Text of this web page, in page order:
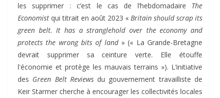
les supprimer : c’est le cas de l’hebdomadaire The
Economist qui titrait en août 2023 « Britain should scrap its
green belt.It has a stranglehold over the economy and
protects the wrong bits of land» (« La Grande-Bretagne
devrait supprimer sa ceinture verte. Elle étouffe
l'économie et protège les mauvais terrains »). L’initiative
des Green Belt Reviewsdu gouvernement travailliste de
Keir Starmer cherche à encourager les collectivités locales